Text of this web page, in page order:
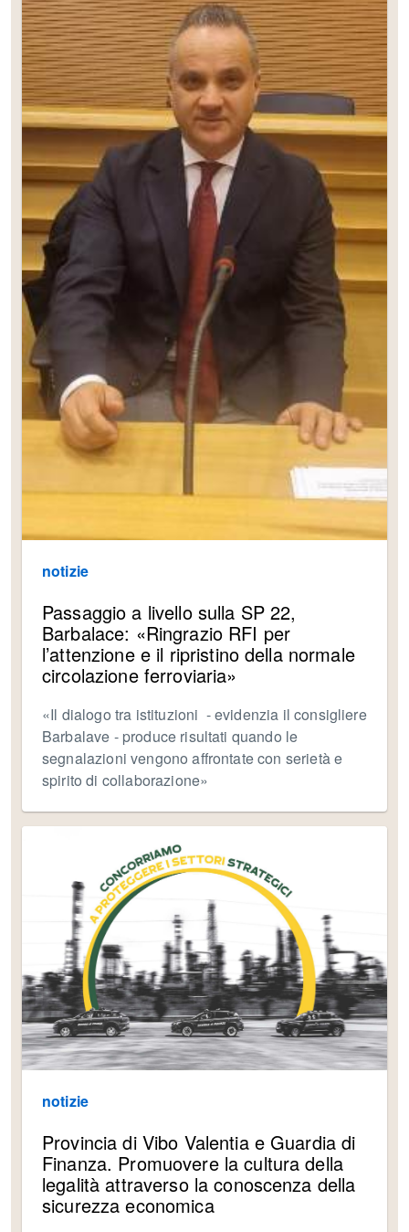
notizie
Passaggio a livello sulla SP 22,
Barbalace: «Ringrazio RFI per
l’attenzione e il ripristino della normale
circolazione ferroviaria»
«Il dialogo tra istituzioni - evidenzia il consigliere
Barbalave - produce risultati quando le
segnalazioni vengono affrontate con serietà e
spirito di collaborazione»
notizie
Provincia di Vibo Valentia e Guardia di
Finanza. Promuovere la cultura della
legalità attraverso la conoscenza della
sicurezza economica